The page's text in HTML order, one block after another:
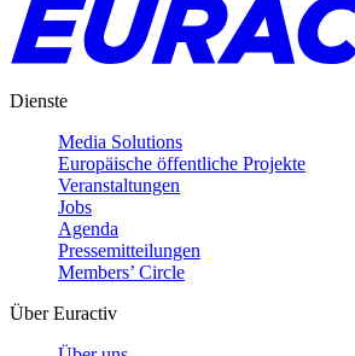
Dienste
Media Solutions
Europäische öffentliche Projekte
Veranstaltungen
Jobs
Agenda
Pressemitteilungen
Members’ Circle
Über Euractiv